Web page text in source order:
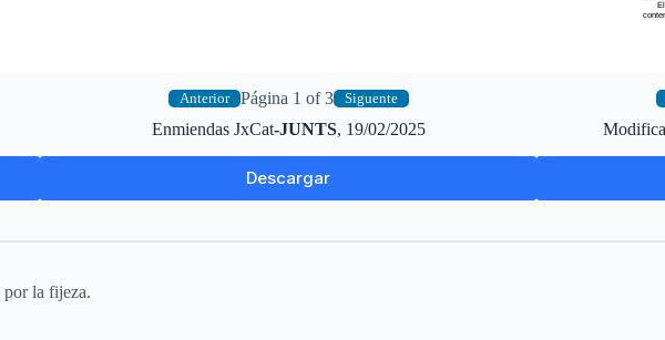
Anterior Página 1 of 3 Siguente
Enmiendas JxCat-JUNTS, 19/02/2025
Descargar
por la fijeza.